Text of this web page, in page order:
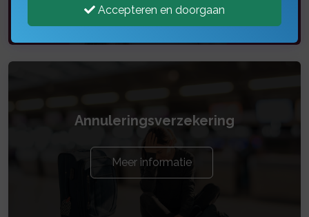
Annuleringsverzekering
Meer informatie
Accepteren en doorgaan